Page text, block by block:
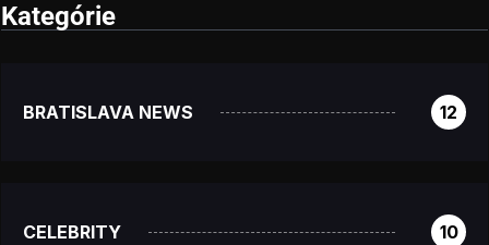
Kategórie
BRATISLAVA NEWS 12
CELEBRITY 10